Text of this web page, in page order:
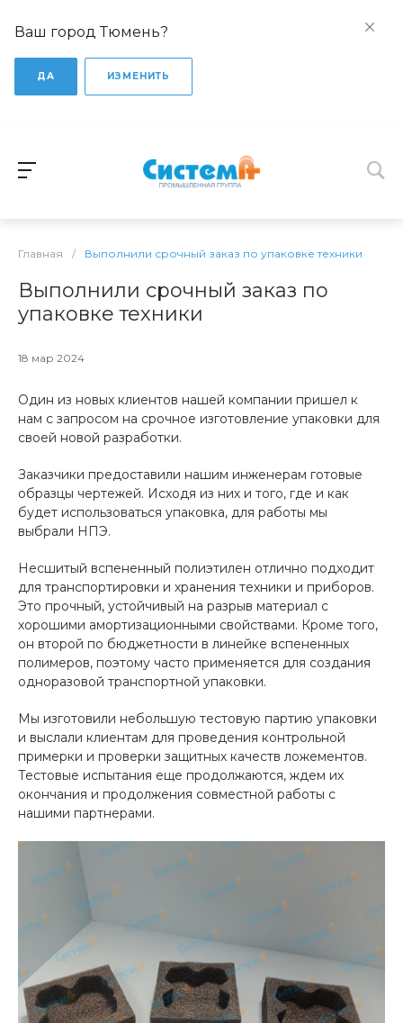
Ваш город Тюмень?
ДА ИЗМЕНИТЬ
Главная / Выполнили срочный заказ по упаковке техники
Выполнили срочный заказ по
упаковке техники
18 мар 2024
Один из новых клиентов нашей компании пришел к
нам с запросом на срочное изготовление упаковки для
своей новой разработки.
Заказчики предоставили нашим инженерам готовые
образцы чертежей. Исходя из них и того, где и как
будет использоваться упаковка, для работы мы
выбрали НПЭ.
Несшитый вспененный полиэтилен отлично подходит
для транспортировки и хранения техники и приборов.
Это прочный, устойчивый на разрыв материал с
хорошими амортизационными свойствами. Кроме того,
он второй по бюджетности в линейке вспененных
полимеров, поэтому часто применяется для создания
одноразовой транспортной упаковки.
Мы изготовили небольшую тестовую партию упаковки
и выслали клиентам для проведения контрольной
примерки и проверки защитных качеств ложементов.
Тестовые испытания еще продолжаются, ждем их
окончания и продолжения совместной работы с
нашими партнерами.